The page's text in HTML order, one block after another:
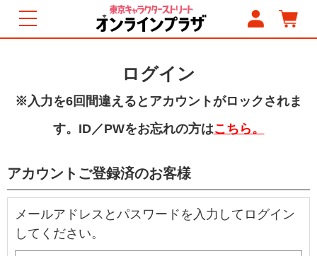
ログイン
※入力を6回間違えるとアカウントがロックされま
す。ID／PWをお忘れの方はこちら。
アカウントご登録済のお客様
メールアドレスとパスワードを入力してログイン
してください。